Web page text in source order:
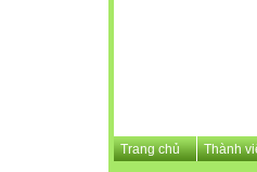
Trang chủ Thành